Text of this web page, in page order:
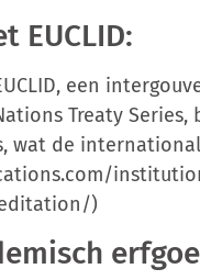
EUCLID:
een
Treaty
wat de
)